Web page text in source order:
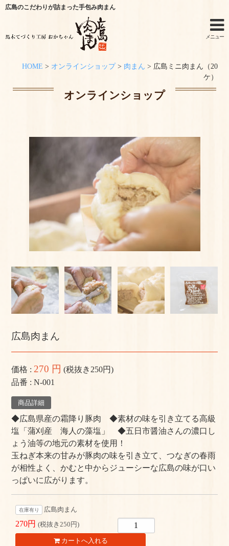
手作りキットのご利用シーン
特定商取引法に関する記述
オンラインショップからのご購入方法
お問い合わせ
おかちゃんニュース
よくある質問
手作りキットの作り方
美味しいお召し上がり⽅
店舗情報
おかちゃんのこだわり
広島のこだわりが詰まった手包み肉まん
メニュー
HOME > オンラインショップ> 肉まん > 広島ミニ肉まん（20
ケ）
オンラインショップ
広島肉まん
価格 270 円 (税抜き250円)
品番
N-001
商品詳細
◆広島県産の霜降り豚肉 ◆素材の味を引き立てる高級
塩「蒲刈産 海人の藻塩」 ◆五日市醤油さんの濃口し
ょう油等の地元の素材を使用！
玉ねぎ本来の甘みが豚肉の味を引き立て、つなぎの春雨
が相性よく、かむと中からジューシーな広島の味が口い
っぱいに広がります。
在庫有り 広島肉まん
270円(税抜き250円)